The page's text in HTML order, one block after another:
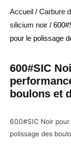
Accueil / Carbure
silicium noir /
pour le polissage
600#SIC
boulons et
600#SIC Noir
polissage des